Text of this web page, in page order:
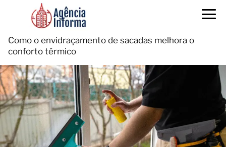
Como o envidraçamento de sacadas melhora o
conforto térmico